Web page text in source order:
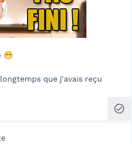
😁
que j'avais reçu
check_circle